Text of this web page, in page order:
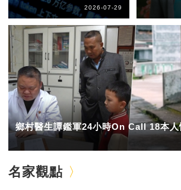
2026-07-29
鄉村醫生譚鑑軍24小時On Call 18本
名家觀點